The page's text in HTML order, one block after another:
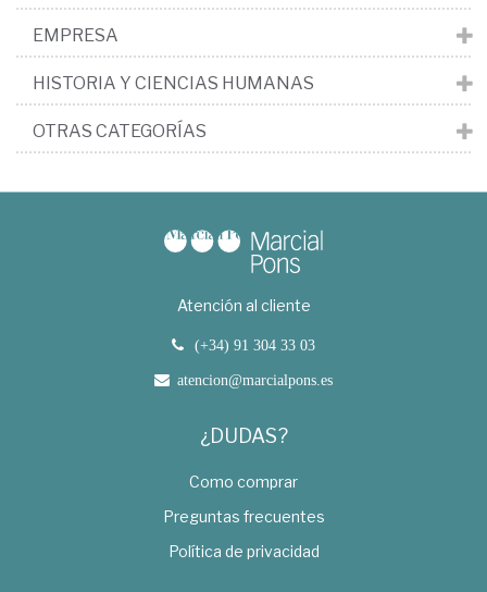
EMPRESA
HISTORIA Y CIENCIAS HUMANAS
OTRAS CATEGORÍAS
Atención al cliente
(+34) 91 304 33 03
atencion@marcialpons.es
¿DUDAS?
Como comprar
Preguntas frecuentes
Política de privacidad